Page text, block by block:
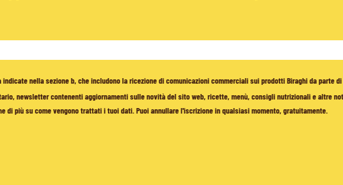
nella sezione b, che includono la ricezione di comunicazioni commerciali sui prodotti Biraghi da parte di
newsletter contenenti aggiornamenti sulle novità del sito web, ricette, menù, consigli nutrizionali e altre
di più su come vengono trattati i tuoi dati. Puoi annullare l'iscrizione in qualsiasi momento, gratuitamente.